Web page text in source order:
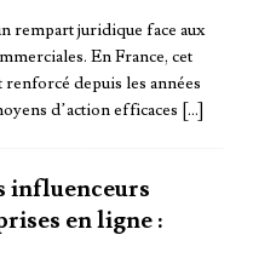
rempart juridique face aux
En France, cet
depuis les années
d’action efficaces […]
influenceurs
en ligne :